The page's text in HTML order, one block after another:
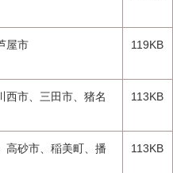
屋市 119KB
西市、三田市、猪名
113KB
高砂市、稲美町、播
113KB